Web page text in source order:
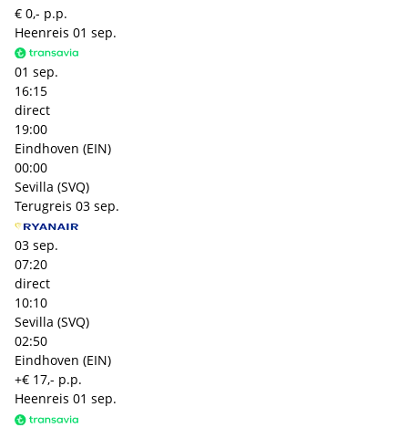
€ 0,- p.p.
Heenreis 01 sep.
01 sep.
16:15
direct
19:00
Eindhoven (EIN)
00:00
Sevilla (SVQ)
Terugreis 03 sep.
03 sep.
07:20
direct
10:10
Sevilla (SVQ)
02:50
Eindhoven (EIN)
+€ 17,- p.p.
Heenreis 01 sep.